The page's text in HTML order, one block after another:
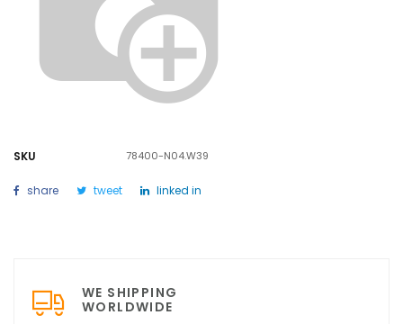
SKU 78400-N04.W39
share tweet linked in
WE SHIPPING
WORLDWIDE